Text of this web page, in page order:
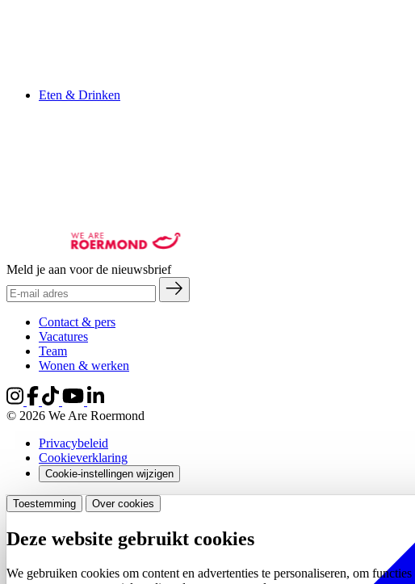
Eten & Drinken
Meld je aan voor de nieuwsbrief
Contact & pers
Vacatures
Team
Wonen & werken
© 2026 We Are Roermond
Privacybeleid
Cookieverklaring
Cookie-instellingen wijzigen
Toestemming Over cookies
Deze website gebruikt cookies
We gebruiken cookies om content en advertenties te personaliseren, om